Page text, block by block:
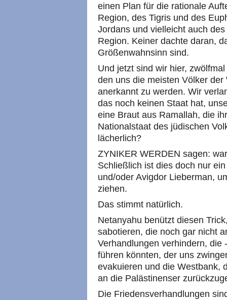
einen Plan für die rationale
Region, des Tigris und des
Jordans und vielleicht auch
Region. Keiner dachte daran,
Größenwahnsinn sind.
Und jetzt sind wir hier,
den uns die meisten Völker
anerkannt zu werden. Wir
das noch keinen Staat hat,
eine Braut aus Ramallah, die
Nationalstaat des jüdischen
lächerlich?
ZYNIKER WERDEN sagen:
Schließlich ist dies doch nur
und/oder Avigdor Lieberman,
ziehen.
Das stimmt natürlich.
Netanyahu benützt diesen
sabotieren, die noch gar nicht
Verhandlungen verhindern, die
führen könnten, der uns
evakuieren und die Westbank,
an die Palästinenser
Die Friedensverhandlungen